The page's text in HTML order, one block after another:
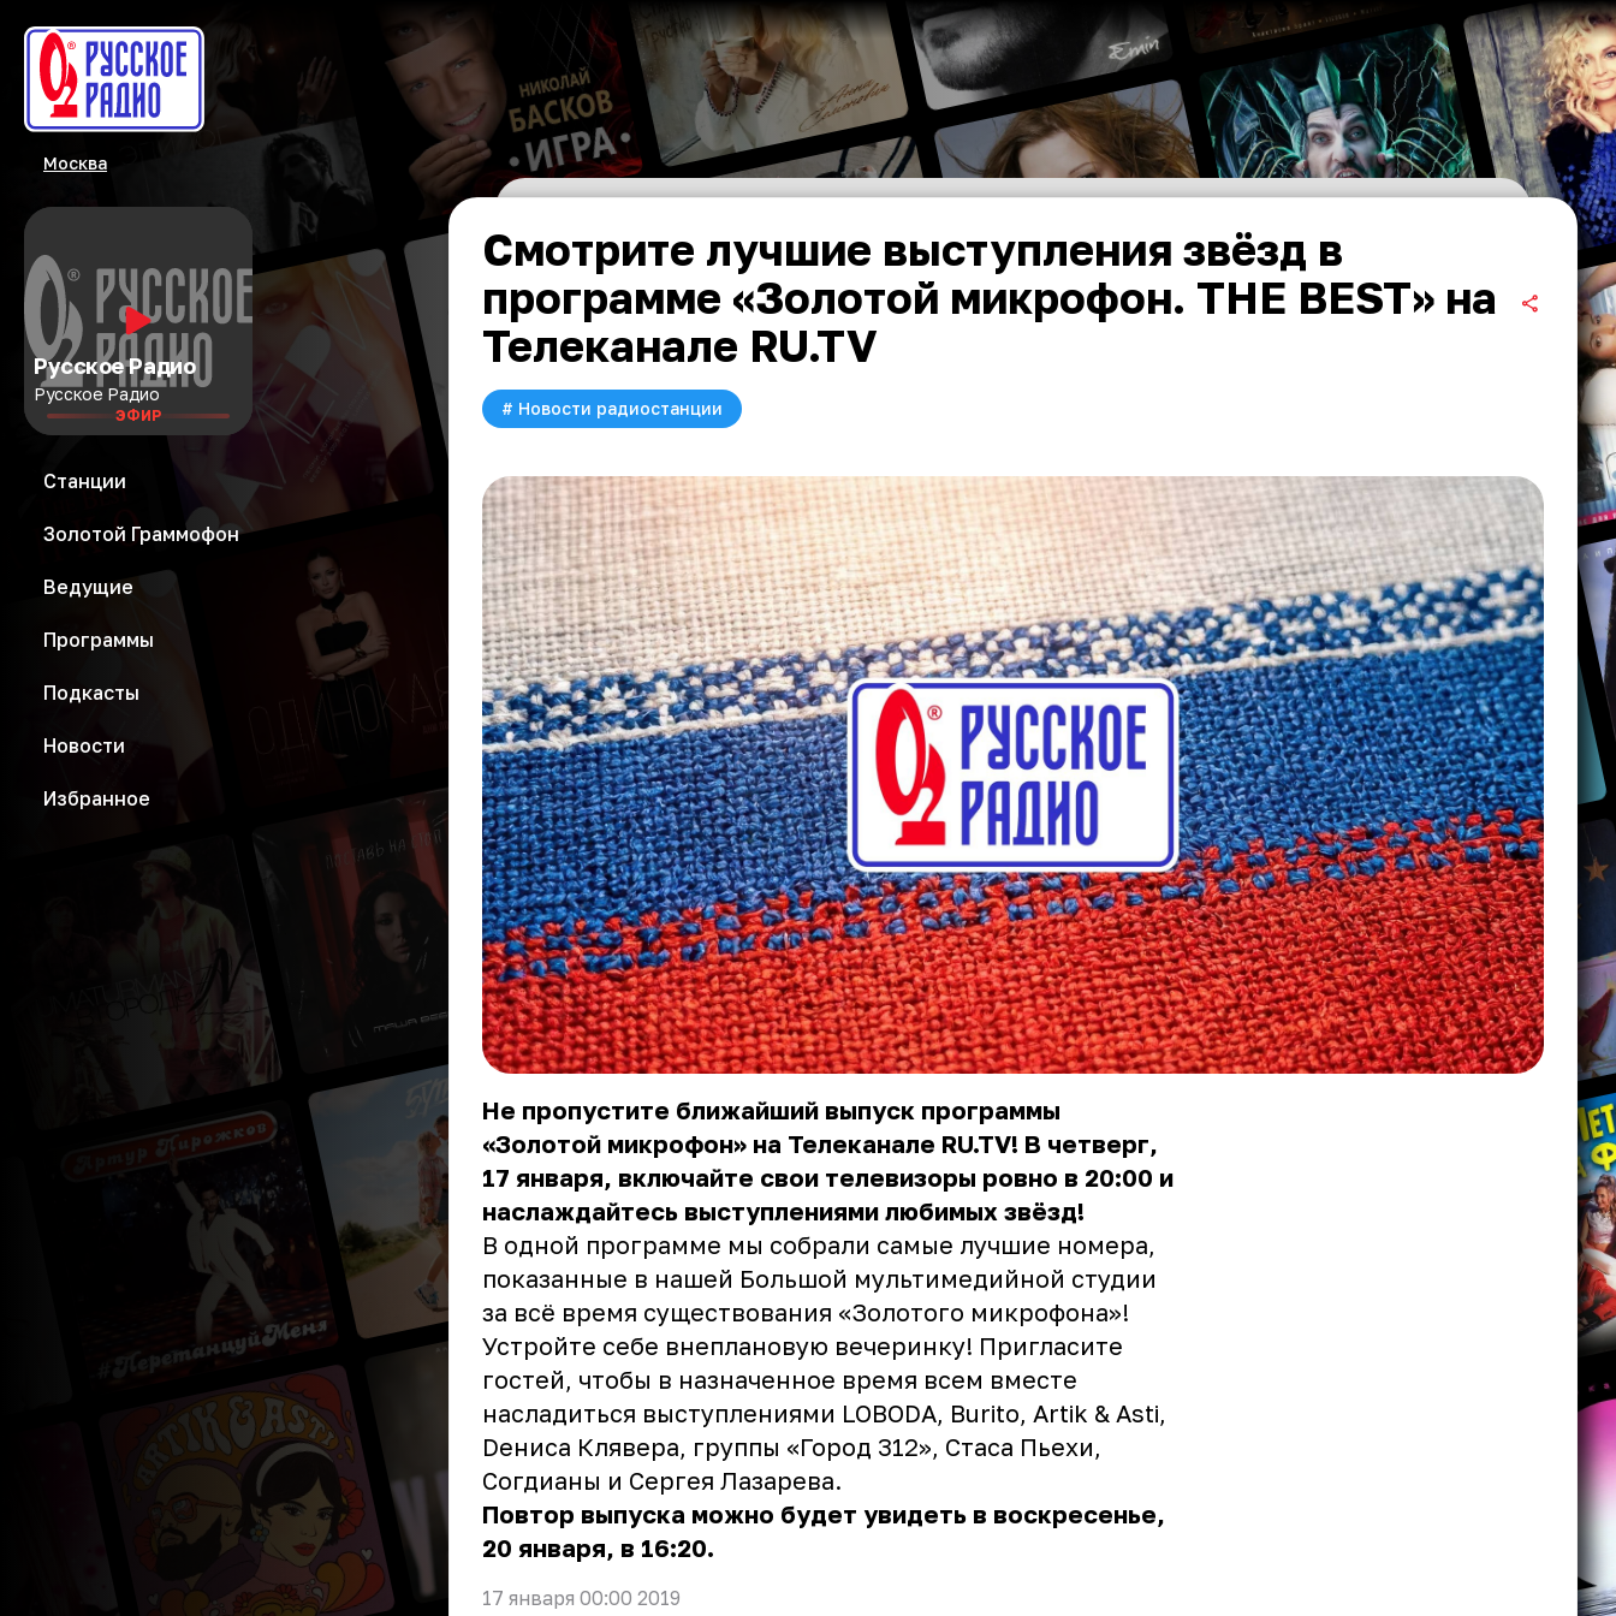
Москва
Русское Радио
Русское Радио
ЭФИР
Станции
Золотой Граммофон
Ведущие
Программы
Подкасты
Новости
Избранное
Смотрите лучшие выступления звёзд в
программе «Золотой микрофон. THE BEST» на
Телеканале RU.TV
# Новости радиостанции
Не пропустите ближайший выпуск программы
«Золотой микрофон» на Телеканале RU.TV! В четверг,
17 января, включайте свои телевизоры ровно в 20:00 и
наслаждайтесь выступлениями любимых звёзд!
В одной программе мы собрали самые лучшие номера,
показанные в нашей Большой мультимедийной студии
за всё время существования «Золотого микрофона»!
Устройте себе внеплановую вечеринку! Пригласите
гостей, чтобы в назначенное время всем вместе
насладиться выступлениями LOBODA, Burito, Artik & Asti,
Dениса Клявера, группы «Город 312», Стаса Пьехи,
Согдианы и Сергея Лазарева.
Повтор выпуска можно будет увидеть в воскресенье,
20 января, в 16:20.
17 января 00:00 2019